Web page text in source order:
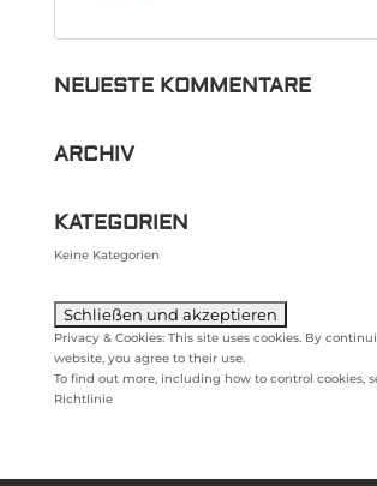
NEUESTE KOMMENTARE
ARCHIV
KATEGORIEN
Keine Kategorien
Privacy & Cookies: This site uses cookies. By
website, you agree to their use.
To find out more, including how to control cookies,
Richtlinie